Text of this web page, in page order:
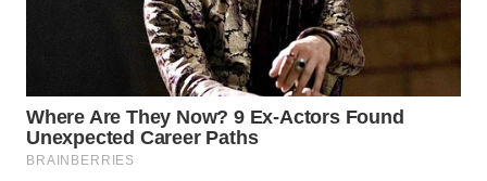
WN
TAPANULI
UTARA